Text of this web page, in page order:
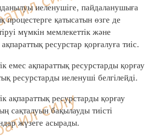
иеленушіге, пайдаланушыға
процестерге қатысатын өзге де
мүмкін мемлекеттік және
ресурстар қорғалуға тиіс.
ақпараттық ресурстарды қорғау
ресурстарды иеленуші белгілейді.
ресурстарды қорғау
сақталуын бақылауды тиісті
жүзеге асырады.